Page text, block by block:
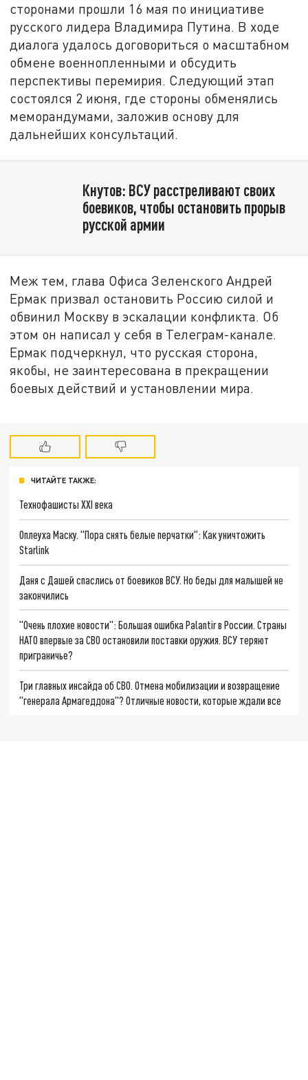
сторонами прошли 16 мая по инициативе
русского лидера Владимира Путина. В ходе
диалога удалось договориться о масштабном
обмене военнопленными и обсудить
перспективы перемирия. Следующий этап
состоялся 2 июня, где стороны обменялись
меморандумами, заложив основу для
дальнейших консультаций.
Кнутов: ВСУ расстреливают своих
боевиков, чтобы остановить прорыв
русской армии
Меж тем, глава Офиса Зеленского Андрей
Ермак призвал остановить Россию силой и
обвинил Москву в эскалации конфликта. Об
этом он написал у себя в Телеграм-канале.
Ермак подчеркнул, что русская сторона,
якобы, не заинтересована в прекращении
боевых действий и установлении мира.
ЧИТАЙТЕ ТАКЖЕ:
Технофашисты XXI века
Оплеуха Маску. "Пора снять белые перчатки": Как уничтожить
Starlink
Даня с Дашей спаслись от боевиков ВСУ. Но беды для малышей не
закончились
"Очень плохие новости": Большая ошибка Palantir в России. Страны
НАТО впервые за СВО остановили поставки оружия. ВСУ теряют
приграничье?
Три главных инсайда об СВО. Отмена мобилизации и возвращение
"генерала Армагеддона"? Отличные новости, которые ждали все